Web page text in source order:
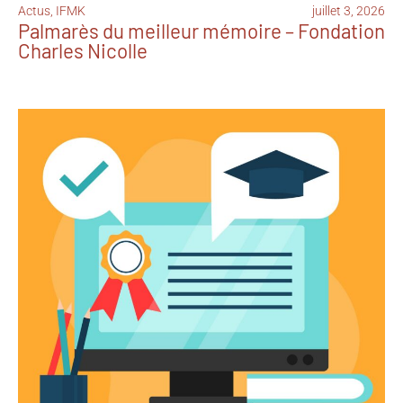
Actus, IFMK juillet 3, 2026
Palmarès du meilleur mémoire – Fondation
Charles Nicolle